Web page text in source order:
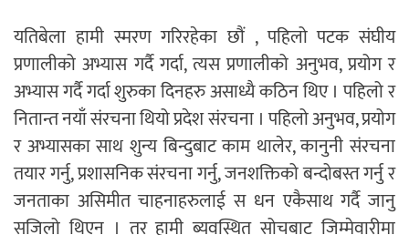
यतिबेला हामी स्मरण गरिरहेका छौं , पहिलो पटक संघीय
प्रणालीको अभ्यास गर्दै गर्दा, त्यस प्रणालीको अनुभव, प्रयोग र
अभ्यास गर्दै गर्दा शुरुका दिनहरु असाध्यै कठिन थिए । पहिलो र
नितान्त नयाँ संरचना थियो प्रदेश संरचना । पहिलो अनुभव, प्रयोग
र अभ्यासका साथ शुन्य बिन्दुबाट काम थालेर, कानुनी संरचना
तयार गर्नु, प्रशासनिक संरचना गर्नु, जनशक्तिको बन्दोबस्त गर्नु र
जनताका असिमीत चाहनाहरुलाई स धन एकैसाथ गर्दै जानु